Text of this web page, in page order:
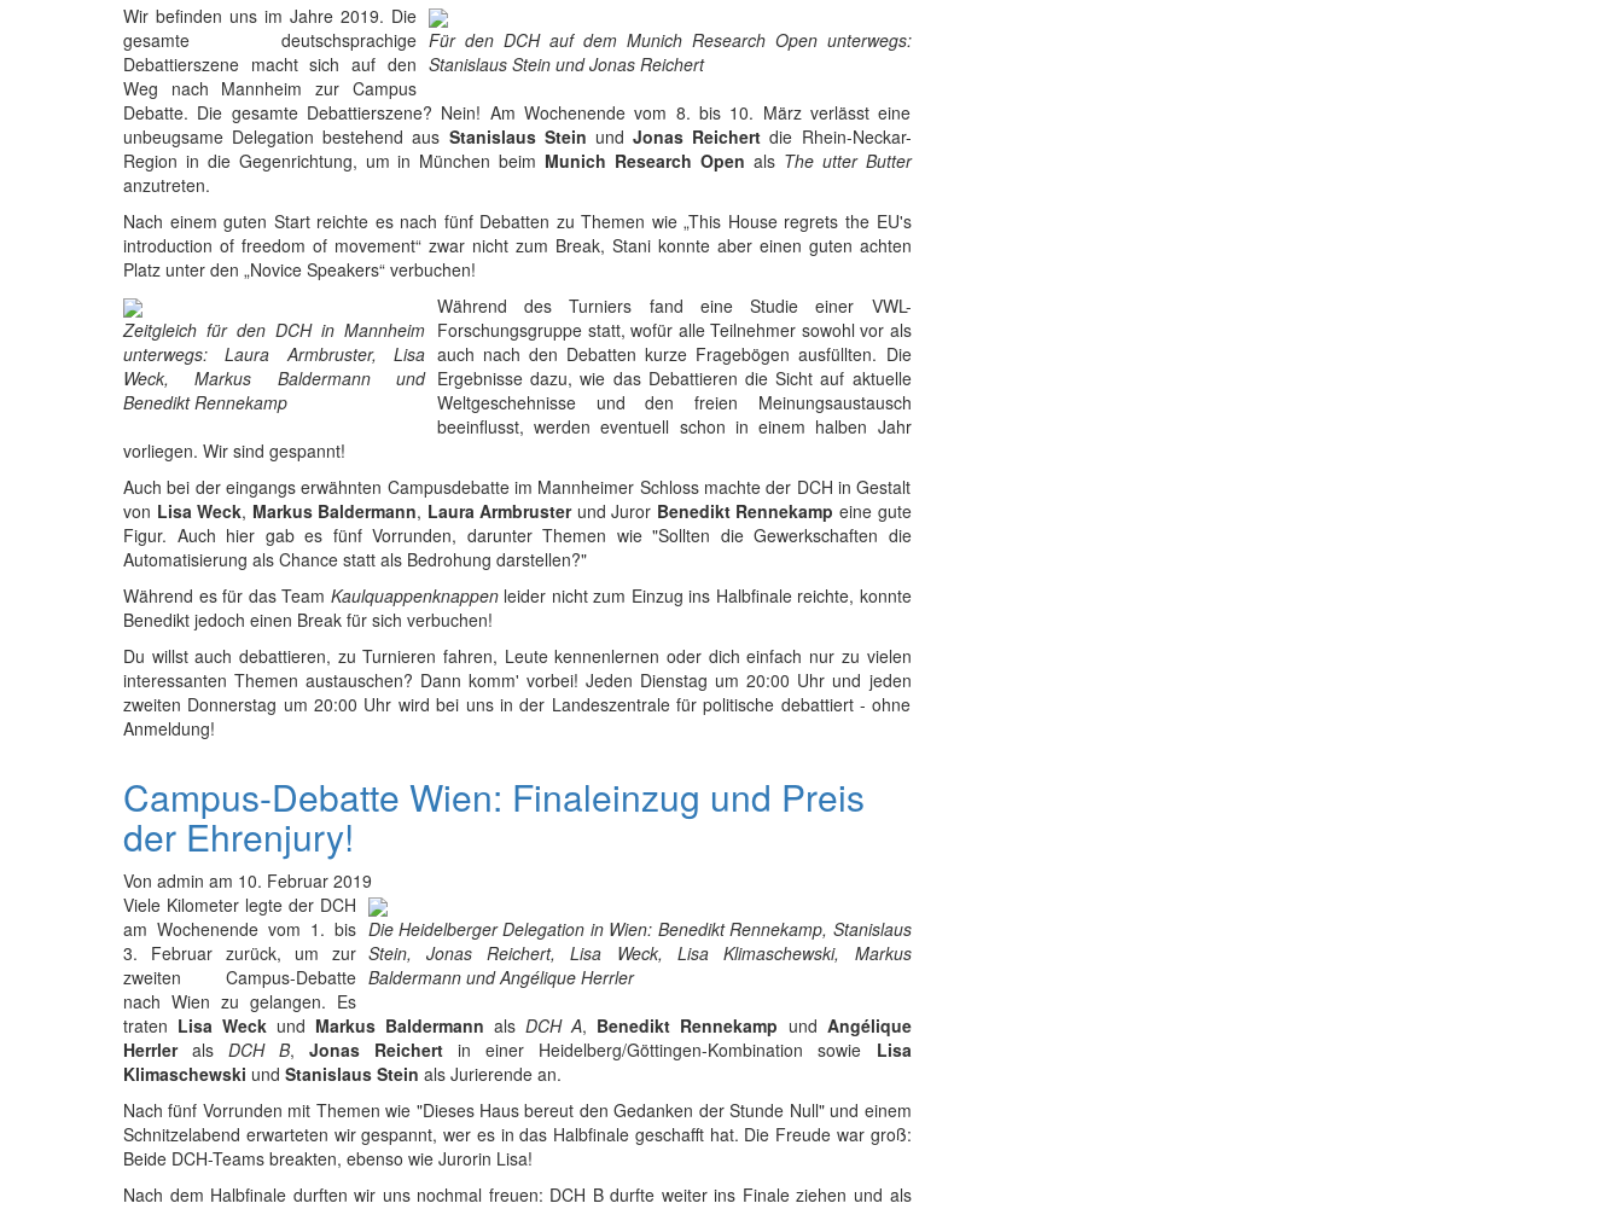
Für den DCH auf dem Munich Research Open unterwegs:
Stanislaus Stein und Jonas Reichert
Wir befinden uns im Jahre 2019. Die
gesamte deutschsprachige
Debattierszene macht sich auf den
Weg nach Mannheim zur Campus
Debatte. Die gesamte Debattierszene? Nein! Am Wochenende vom 8. bis 10. März verlässt eine
unbeugsame Delegation bestehend aus Stanislaus Stein undJonas Reichert die Rhein-Neckar-
Region in die Gegenrichtung, um in München beim Munich Research Open als The utter Butter
anzutreten.
Nach einem guten Start reichte es nach fünf Debatten zu Themen wie „This House regrets the EU's
introduction of freedom of movement“ zwar nicht zum Break, Stani konnte aber einen guten achten
Platz unter den „Novice Speakers“ verbuchen!
Zeitgleich für den DCH in Mannheim
unterwegs: Laura Armbruster, Lisa
Weck, Markus Baldermann und
Benedikt Rennekamp
Während des Turniers fand eine Studie einer VWL-
Forschungsgruppe statt, wofür alle Teilnehmer sowohl vor als
auch nach den Debatten kurze Fragebögen ausfüllten. Die
Ergebnisse dazu, wie das Debattieren die Sicht auf aktuelle
Weltgeschehnisse und den freien Meinungsaustausch
beeinflusst, werden eventuell schon in einem halben Jahr
vorliegen. Wir sind gespannt!
Auch bei der eingangs erwähnten Campusdebatte im Mannheimer Schloss machte der DCH in Gestalt
von Lisa Weck, Markus Baldermann, Laura Armbrusterund Juror Benedikt Rennekamp eine gute
Figur. Auch hier gab es fünf Vorrunden, darunter Themen wie "Sollten die Gewerkschaften die
Automatisierung als Chance statt als Bedrohung darstellen?"
Während es für das Team Kaulquappenknappenleider nicht zum Einzug ins Halbfinale reichte, konnte
Benedikt jedoch einen Break für sich verbuchen!
Du willst auch debattieren, zu Turnieren fahren, Leute kennenlernen oder dich einfach nur zu vielen
interessanten Themen austauschen? Dann komm' vorbei! Jeden Dienstag um 20:00 Uhr und jeden
zweiten Donnerstag um 20:00 Uhr wird bei uns in der Landeszentrale für politische debattiert - ohne
Anmeldung!
Campus-Debatte Wien: Finaleinzug und Preis
der Ehrenjury!
Von admin am 10. Februar 2019
Die Heidelberger Delegation in Wien: Benedikt Rennekamp, Stanislaus
Stein, Jonas Reichert, Lisa Weck, Lisa Klimaschewski, Markus
Baldermann und Angélique Herrler
Viele Kilometer legte der DCH
am Wochenende vom 1. bis
3. Februar zurück, um zur
zweiten Campus-Debatte
nach Wien zu gelangen. Es
traten Lisa Weck und Markus Baldermann alsDCH A, Benedikt Rennekamp und Angélique
HerrleralsDCH B,Jonas Reichert in einer Heidelberg/Göttingen-Kombination sowie Lisa
Klimaschewski und Stanislaus Stein als Jurierende an.
Nach fünf Vorrunden mit Themen wie "Dieses Haus bereut den Gedanken der Stunde Null" und einem
Schnitzelabend erwarteten wir gespannt, wer es in das Halbfinale geschafft hat. Die Freude war groß:
Beide DCH-Teams breakten, ebenso wie Jurorin Lisa!
Nach dem Halbfinale durften wir uns nochmal freuen: DCH B durfte weiter ins Finale ziehen und als